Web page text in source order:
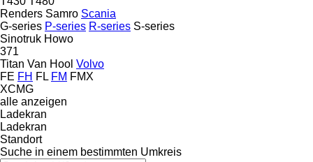
Renders Samro Scania
G-series P-series R-series S-series
Sinotruk Howo
371
Titan Van Hool Volvo
FE FH FL FM FMX
XCMG
alle anzeigen
Ladekran
Ladekran
Standort
Suche in einem bestimmten Umkreis